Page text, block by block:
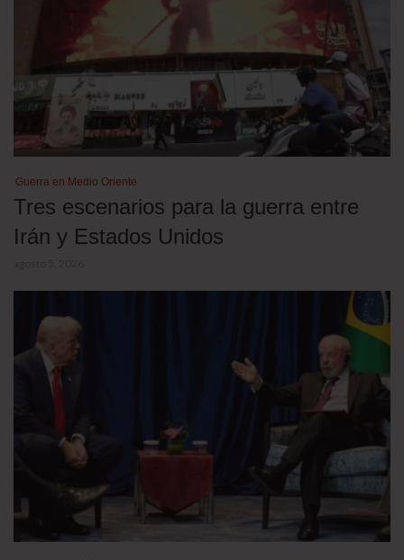
Guerra en Medio Oriente
Tres escenarios para la guerra entre
Irán y Estados Unidos